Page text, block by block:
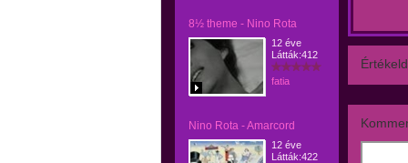
8½ theme - Nino Rota
12 éve
Látták:412
fatia
Nino Rota - Amarcord
12 éve
Látták:422